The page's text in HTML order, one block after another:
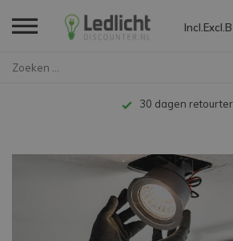
Incl. Excl.
Tot 10 jaar